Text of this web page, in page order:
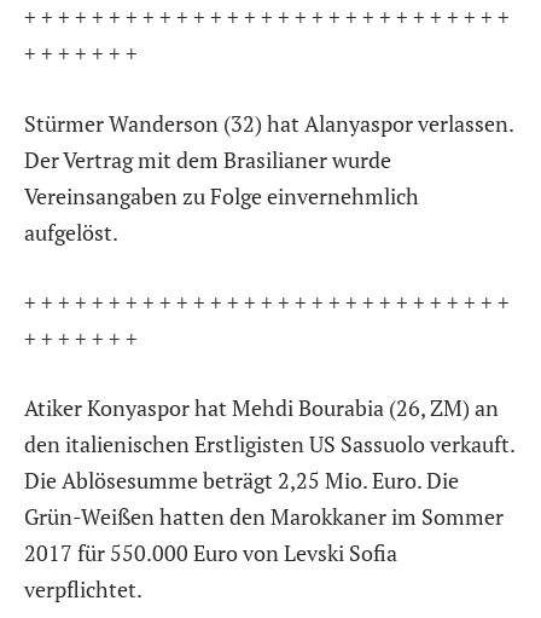
+ + + + + + + + + + + + + + + + + + + + + + + + + + + + +
+ + + + + + +
Stürmer Wanderson (32) hat Alanyaspor verlassen.
Der Vertrag mit dem Brasilianer wurde
Vereinsangaben zu Folge einvernehmlich
aufgelöst.
+ + + + + + + + + + + + + + + + + + + + + + + + + + + + +
+ + + + + + +
Atiker Konyaspor hat Mehdi Bourabia (26, ZM) an
den italienischen Erstligisten US Sassuolo verkauft.
Die Ablösesumme beträgt 2,25 Mio. Euro. Die
Grün-Weißen hatten den Marokkaner im Sommer
2017 für 550.000 Euro von Levski Sofia
verpflichtet.